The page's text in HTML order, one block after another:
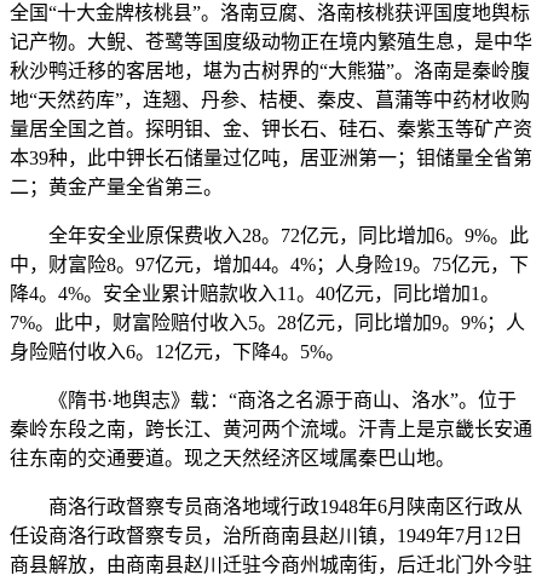
全国“十大金牌核桃县”。洛南豆腐、洛南核桃获评国度地舆标
记产物。大鲵、苍鹭等国度级动物正在境内繁殖生息，是中华
秋沙鸭迁移的客居地，堪为古树界的“大熊猫”。洛南是秦岭腹
地“天然药库”，连翘、丹参、桔梗、秦皮、菖蒲等中药材收购
量居全国之首。探明钼、金、钾长石、硅石、秦紫玉等矿产资
本39种，此中钾长石储量过亿吨，居亚洲第一；钼储量全省第
二；黄金产量全省第三。
全年安全业原保费收入28。72亿元，同比增加6。9%。此
中，财富险8。97亿元，增加44。4%；人身险19。75亿元，下
降4。4%。安全业累计赔款收入11。40亿元，同比增加1。
7%。此中，财富险赔付收入5。28亿元，同比增加9。9%；人
身险赔付收入6。12亿元，下降4。5%。
《隋书·地舆志》载：“商洛之名源于商山、洛水”。位于
秦岭东段之南，跨长江、黄河两个流域。汗青上是京畿长安通
往东南的交通要道。现之天然经济区域属秦巴山地。
商洛行政督察专员商洛地域行政1948年6月陕南区行政从
任设商洛行政督察专员，治所商南县赵川镇，1949年7月12日
商县解放，由商南县赵川迁驻今商州城南街，后迁北门外今驻